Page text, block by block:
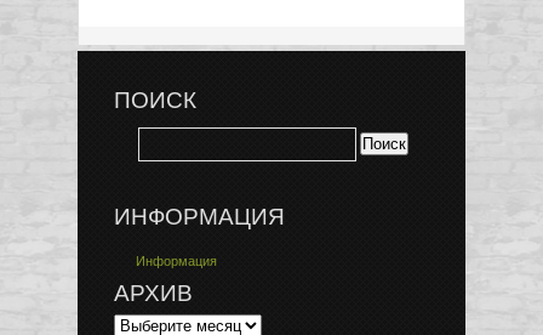
ПОИСК
ИНФОРМАЦИЯ
Информация
АРХИВ